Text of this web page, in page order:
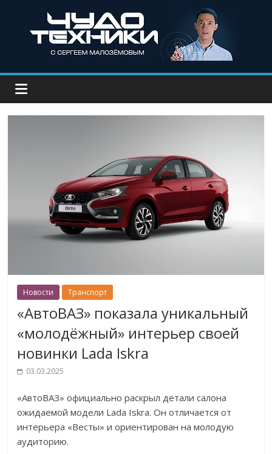
Новости Транспорт
«АвтоВАЗ» показала уникальный
«молодёжный» интерьер своей
новинки Lada Iskra
03.03.2025
«АвтоВАЗ» официально раскрыл детали салона
ожидаемой модели Lada Iskra. Он отличается от
интерьера «Весты» и ориентирован на молодую
аудиторию.